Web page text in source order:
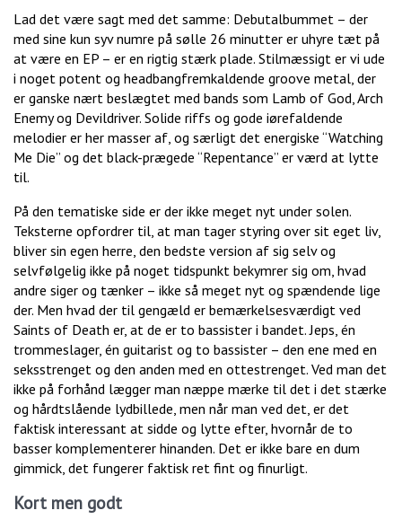
Lad det være sagt med det samme: Debutalbummet – der
med sine kun syv numre på sølle 26 minutter er uhyre tæt på
at være en EP – er en rigtig stærk plade. Stilmæssigt er vi ude
i noget potent og headbangfremkaldende groove metal, der
er ganske nært beslægtet med bands som Lamb of God, Arch
Enemy og Devildriver. Solide riffs og gode iørefaldende
melodier er her masser af, og særligt det energiske “Watching
Me Die” og det black-prægede “Repentance” er værd at lytte
til.
På den tematiske side er der ikke meget nyt under solen.
Teksterne opfordrer til, at man tager styring over sit eget liv,
bliver sin egen herre, den bedste version af sig selv og
selvfølgelig ikke på noget tidspunkt bekymrer sig om, hvad
andre siger og tænker – ikke så meget nyt og spændende lige
der. Men hvad der til gengæld er bemærkelsesværdigt ved
Saints of Death er, at de er to bassister i bandet. Jeps, én
trommeslager, én guitarist og to bassister – den ene med en
seksstrenget og den anden med en ottestrenget. Ved man det
ikke på forhånd lægger man næppe mærke til det i det stærke
og hårdtslående lydbillede, men når man ved det, er det
faktisk interessant at sidde og lytte efter, hvornår de to
basser komplementerer hinanden. Det er ikke bare en dum
gimmick, det fungerer faktisk ret fint og finurligt.
Kort men godt